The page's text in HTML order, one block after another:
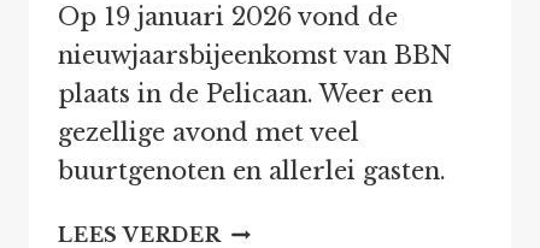
Op 19 januari 2026 vond de
nieuwjaarsbijeenkomst van BBN
plaats in de Pelicaan. Weer een
gezellige avond met veel
buurtgenoten en allerlei gasten.
LEES VERDER